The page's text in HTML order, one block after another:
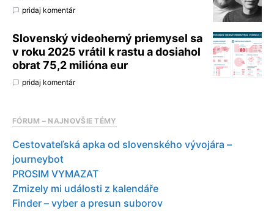
pridaj komentár
Slovenský videoherný priemysel sa
v roku 2025 vrátil k rastu a dosiahol
obrat 75,2 milióna eur
pridaj komentár
FÓRUM – NAJNOVŠIE TÉMY
Cestovateľská apka od slovenského vývojára –
journeybot
PROSIM VYMAZAT
Zmizely mi události z kalendáře
Finder – vyber a presun suborov